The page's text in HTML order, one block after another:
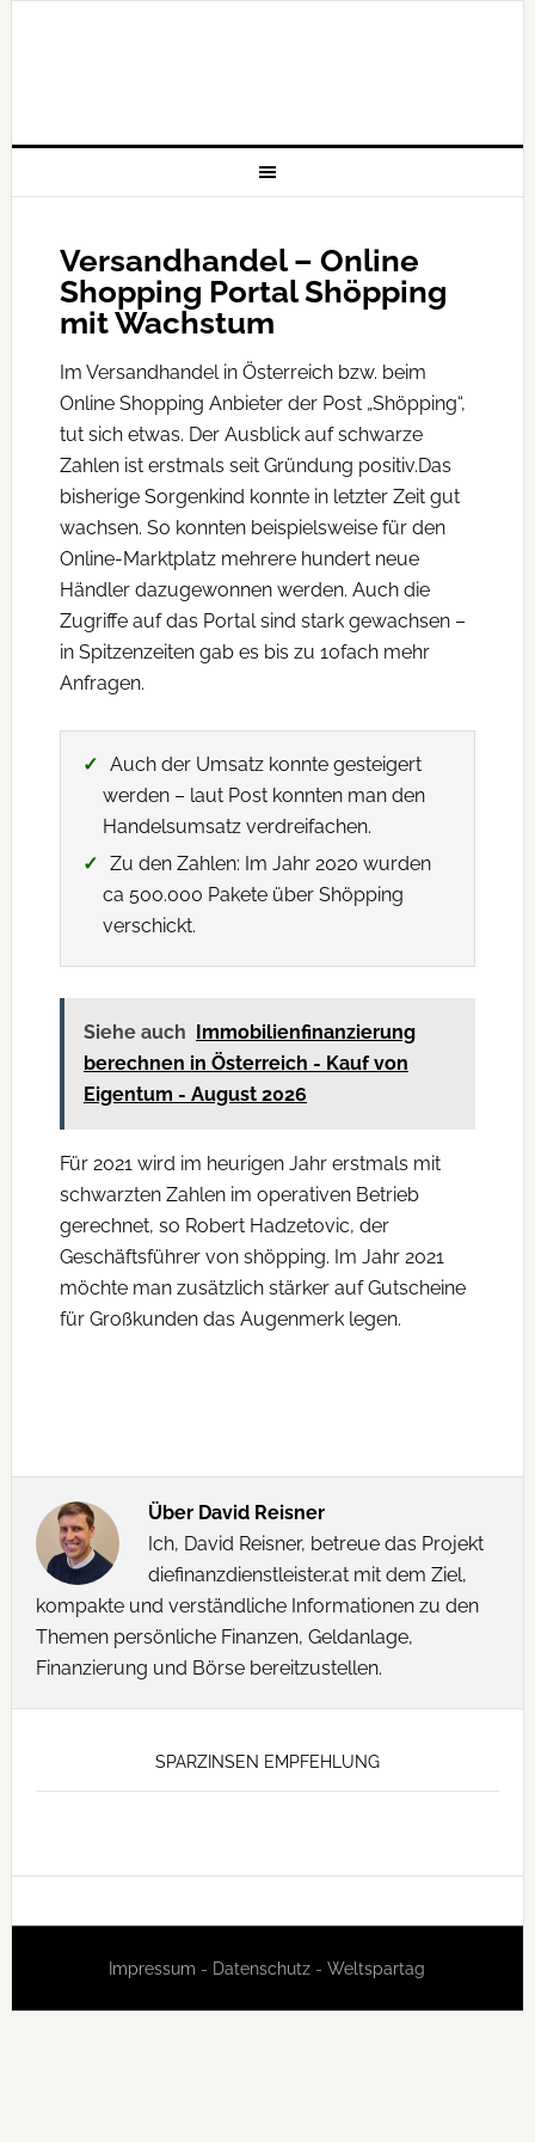
Versandhandel – Online
Shopping Portal Shöpping
mit Wachstum
Im Versandhandel in Österreich bzw. beim
Online Shopping Anbieter der Post „Shöpping“,
tut sich etwas. Der Ausblick auf schwarze
Zahlen ist erstmals seit Gründung positiv.Das
bisherige Sorgenkind konnte in letzter Zeit gut
wachsen. So konnten beispielsweise für den
Online-Marktplatz mehrere hundert neue
Händler dazugewonnen werden. Auch die
Zugriffe auf das Portal sind stark gewachsen –
in Spitzenzeiten gab es bis zu 10fach mehr
Anfragen.
Auch der Umsatz konnte gesteigert
werden – laut Post konnten man den
Handelsumsatz verdreifachen.
Zu den Zahlen: Im Jahr 2020 wurden
ca 500.000 Pakete über Shöpping
verschickt.
Siehe auch Immobilienfinanzierung
berechnen in Österreich - Kauf von
Eigentum - August 2026
Für 2021 wird im heurigen Jahr erstmals mit
schwarzten Zahlen im operativen Betrieb
gerechnet, so Robert Hadzetovic, der
Geschäftsführer von shöpping. Im Jahr 2021
möchte man zusätzlich stärker auf Gutscheine
für Großkunden das Augenmerk legen.
Über David Reisner
Ich, David Reisner, betreue das Projekt
diefinanzdienstleister.at mit dem Ziel,
kompakte und verständliche Informationen zu den
Themen persönliche Finanzen, Geldanlage,
Finanzierung und Börse bereitzustellen.
SPARZINSEN EMPFEHLUNG
Impressum - Datenschutz -Weltspartag